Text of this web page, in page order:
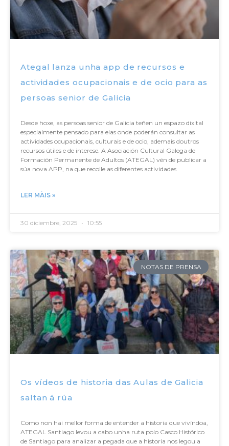
Ategal lanza unha app de recursos e
actividades ocupacionais e de ocio para as
persoas senior de Galicia
Desde hoxe, as persoas senior de Galicia teñen un espazo dixital
especialmente pensado para elas onde poderán consultar as
actividades ocupacionais, culturais e de ocio, ademais doutros
recursos útiles e de interese. A Asociación Cultural Galega de
Formación Permanente de Adultos (ATEGAL) vén de publicar a
súa nova APP, na que recolle as diferentes actividades
LER MÀIS »
30 diciembre, 2025 10:55
NOTAS DE PRENSA
Os vídeos de historia das Aulas de Galicia
saltan á rúa
Como non hai mellor forma de entender a historia que vivíndoa,
ATEGAL Santiago levou a cabo unha ruta polo Casco Histórico
de Santiago para analizar a pegada que a historia nos legou a